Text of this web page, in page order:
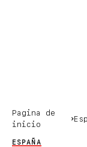
Pagina de
inicio
ESPAÑA